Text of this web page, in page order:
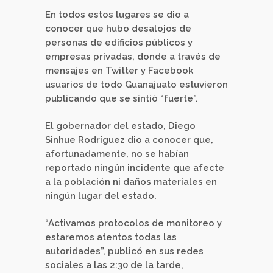
En todos estos lugares se dio a
conocer que hubo desalojos de
personas de edificios públicos y
empresas privadas, donde a través de
mensajes en Twitter y Facebook
usuarios de todo Guanajuato estuvieron
publicando que se sintió “fuerte”.
El gobernador del estado, Diego
Sinhue Rodríguez dio a conocer que,
afortunadamente, no se habían
reportado ningún incidente que afecte
a la población ni daños materiales en
ningún lugar del estado.
“Activamos protocolos de monitoreo y
estaremos atentos todas las
autoridades”, publicó en sus redes
sociales a las 2:30 de la tarde,